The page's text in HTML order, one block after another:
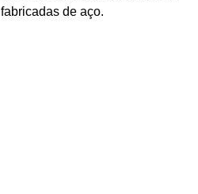
fabricadas de aço.